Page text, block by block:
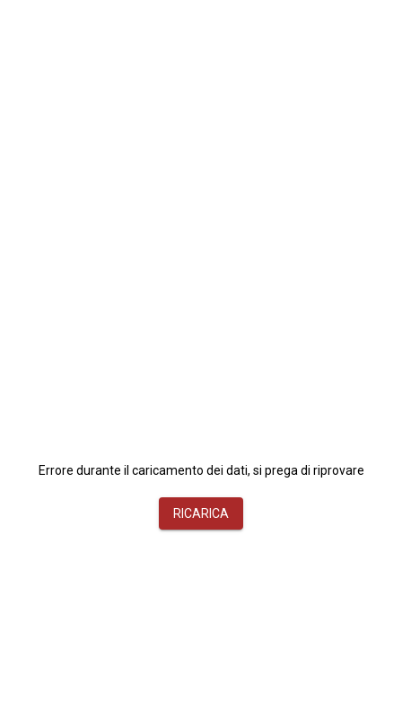
Errore durante il caricamento dei dati, si prega di riprovare
RICARICA